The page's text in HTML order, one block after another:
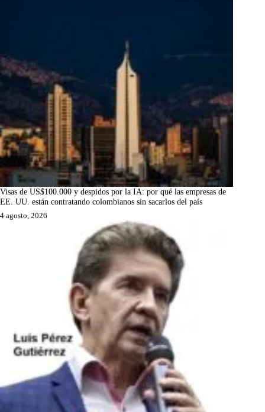
Visas de US$100.000 y despidos por la IA: por qué las empresas de
EE. UU. están contratando colombianos sin sacarlos del país
4 agosto, 2026